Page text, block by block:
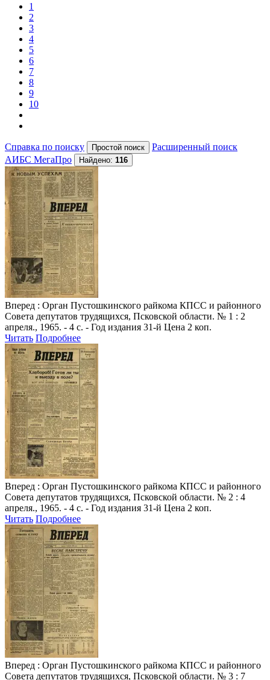
1
2
3
4
5
6
7
8
9
10
Справка по поиску
Расширенный поиск
АИБС МегаПро
Найдено: 116
Вперед : Орган Пустошкинского райкома КПСС и районного
Совета депутатов трудящихся, Псковской области. № 1 : 2
апреля., 1965. - 4 с. - Год издания 31-й Цена 2 коп.
Читать Подробнее
Вперед : Орган Пустошкинского райкома КПСС и районного
Совета депутатов трудящихся, Псковской области. № 2 : 4
апреля., 1965. - 4 с. - Год издания 31-й Цена 2 коп.
Читать Подробнее
Вперед : Орган Пустошкинского райкома КПСС и районного
Совета депутатов трудящихся, Псковской области. № 3 : 7